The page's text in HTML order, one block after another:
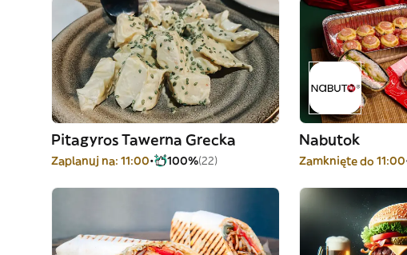
Pitagyros Tawerna Grecka
Zaplanuj na: 11:00 100%(22)
Nabutok
Zamknięte do 11:00